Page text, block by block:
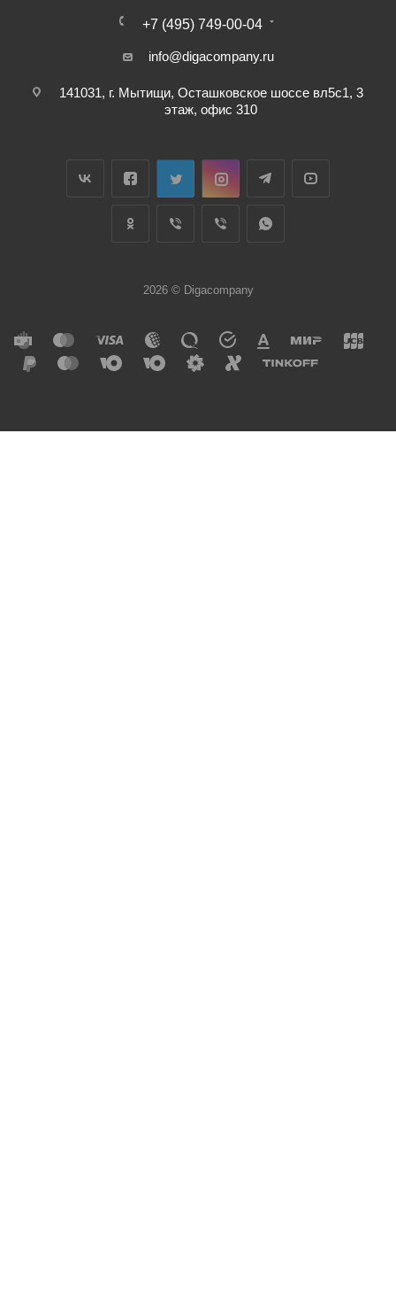
+7 (495) 749-00-04
info@digacompany.ru
141031, г. Мытищи, Осташковское шоссе вл5с1, 3
этаж, офис 310
2026 © Digacompany